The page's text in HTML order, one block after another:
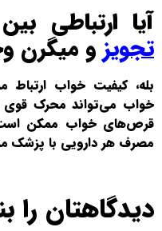
آیا ارتباطی
تجویزو میگرن
بله، کیفیت خواب ارتباط
خواب می‌تواند محرک قوی
قرص‌های خواب ممکن است
مصرف هر دارویی با پزشک
دیدگاهتان را